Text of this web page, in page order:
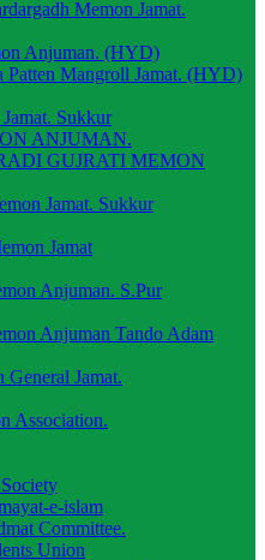
Memon Jamat.
Anjuman. (HYD)
Patten Mangroll Jamat. (HYD)
Sukkur
ANJUMAN.
GUJRATI MEMON
Jamat. Sukkur
Jamat
Anjuman. S.Pur
Anjuman Tando Adam
General Jamat.
Association.
e-islam
Committee.
Union